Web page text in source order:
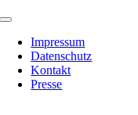
Toggle
NavigationImpressum
Datenschutz
Kontakt
Presse